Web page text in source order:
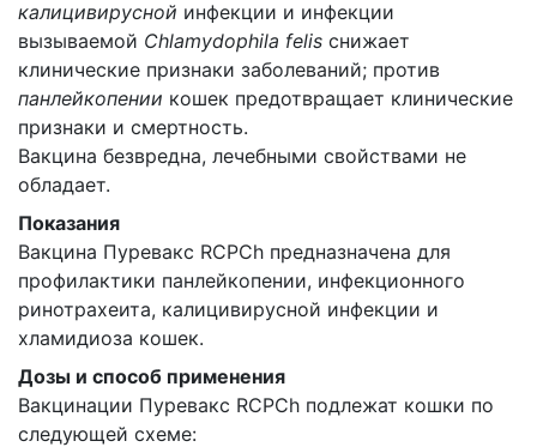
калицивирусной инфекции и инфекции
вызываемой Chlamydophila felis снижает
клинические признаки заболеваний; против
панлейкопении кошек предотвращает клинические
признаки и смертность.
Вакцина безвредна, лечебными свойствами не
обладает.
Показания
Вакцина Пуревакс RCPCh предназначена для
профилактики панлейкопении, инфекционного
ринотрахеита, калицивирусной инфекции и
хламидиоза кошек.
Дозы и способ применения
Вакцинации Пуревакс RCPCh подлежат кошки по
следующей схеме: